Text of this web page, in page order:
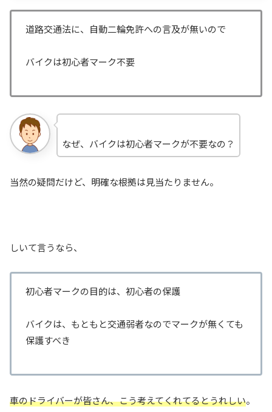
道路交通法に、自動二輪免許への言及が無いので
バイクは初心者マーク不要
なぜ、バイクは初心者マークが不要なの？
当然の疑問だけど、明確な根拠は見当たりません。
しいて言うなら、
初心者マークの目的は、初心者の保護
バイクは、もともと交通弱者なのでマークが無くても
保護すべき
車のドライバーが皆さん、こう考えてくれてるとうれしい。